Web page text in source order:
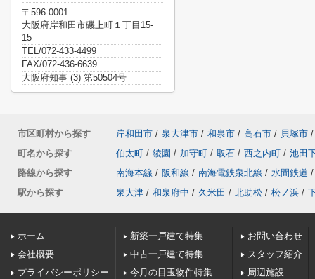
〒596-0001
大阪府岸和田市磯上町１丁目15-
15
TEL/072-433-4499
FAX/072-436-6639
大阪府知事 (3) 第50504号
市区町村から探す 岸和田市 / 泉大津市 / 和泉市 / 高石市 / 貝塚市 /
町名から探す
伯太町 / 綾園 / 加守町 / 取石 / 西之内町 / 池田
路線から探す
南海本線 / 阪和線 / 南海電鉄泉北線 / 水間鉄道 /
駅から探す
泉大津 / 和泉府中 / 久米田 / 北助松 / 松ノ浜 /
ホーム
会社概要
プライバシーポリシー
新築一戸建て特集
中古一戸建て特集
今月の目玉物件特集
お問い合わせ
スタッフ紹介
周辺施設